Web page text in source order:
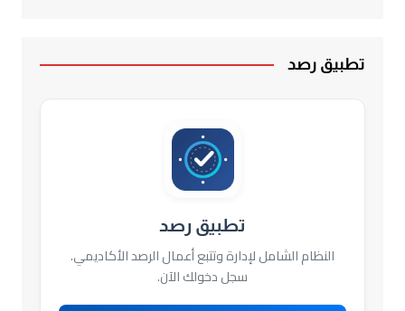
تطبيق رصد
تطبيق رصد
النظام الشامل لإدارة وتتبع أعمال الرصد الأكاديمي.
سجل دخولك الآن.